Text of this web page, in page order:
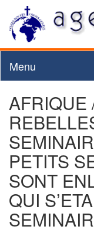
Menu
AFRIQUE
PETITS
SONT
QUI